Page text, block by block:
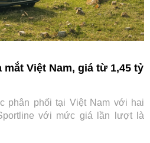
mắt Việt Nam, giá từ 1,45 tỷ
phân phối tại Việt Nam với hai
với mức giá lần lượt là